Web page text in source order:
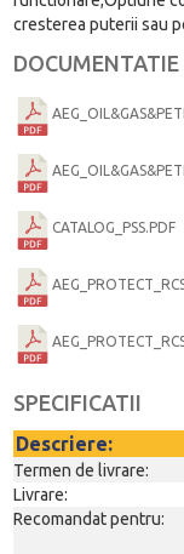
cresterea puterii sau
DOCUMENTATIE
CATALOG_PSS.PDF
SPECIFICATII
Descriere:
Termen de livrare:
Livrare:
Recomandat pentru: